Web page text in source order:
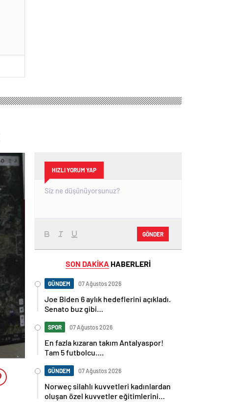
HIZLI YORUM YAP
GÖNDER
SON DAKİKA HABERLERİ
GÜNDEM 07 Ağustos 2026
Joe Biden 6 aylık hedeflerini açıkladı.
Senato buz gibi…
SPOR 07 Ağustos 2026
En fazla kızaran takım Antalyaspor!
Tam 5 futbolcu….
GÜNDEM 07 Ağustos 2026
Norweç silahlı kuvvetleri kadınlardan
oluşan özel kuvvetler eğitimlerini